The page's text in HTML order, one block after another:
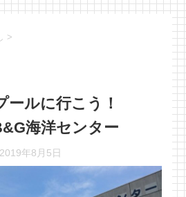
>
ールに行こう！
海洋センター
2019年8月5日